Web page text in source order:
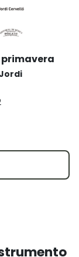
Jordi